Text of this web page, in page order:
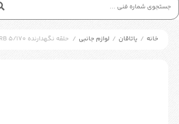
خانه / یاتاقان / لوازم جانبی / حلقه نگهدارنده SKF FRB 5/170